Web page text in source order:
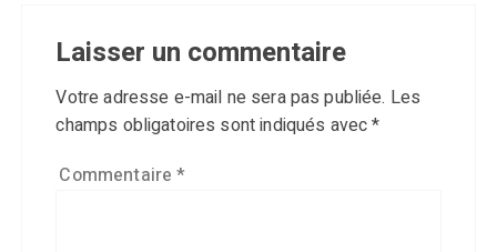
Laisser un commentaire
Votre adresse e-mail ne sera pas publiée. Les
champs obligatoires sont indiqués avec*
Commentaire*